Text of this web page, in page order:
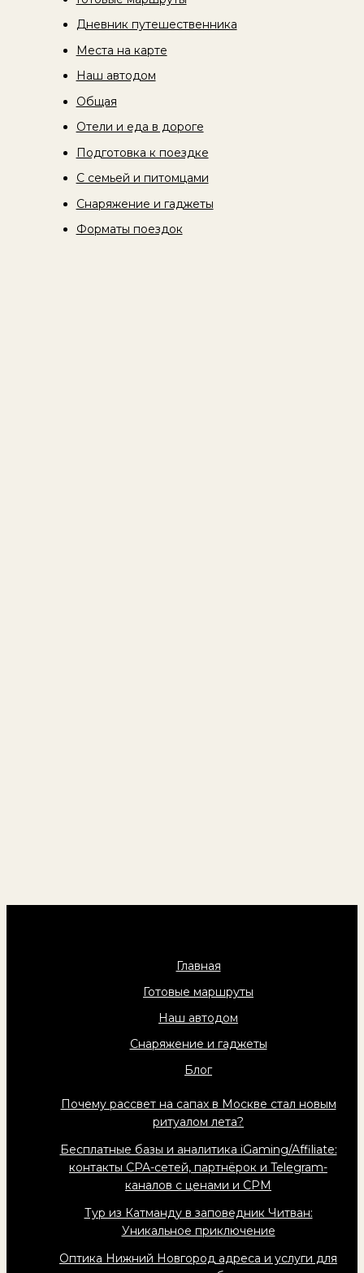
Дневник путешественника
Места на карте
Наш автодом
Общая
Отели и еда в дороге
Подготовка к поездке
С семьей и питомцами
Снаряжение и гаджеты
Форматы поездок
Главная
Готовые маршруты
Наш автодом
Снаряжение и гаджеты
Блог
Почему рассвет на сапах в Москве стал новым
ритуалом лета?
Бесплатные базы и аналитика iGaming/Affiliate:
контакты CPA-сетей, партнёрок и Telegram-
каналов с ценами и CPM
Тур из Катманду в заповедник Читван:
Уникальное приключение
Оптика Нижний Новгород адреса и услуги для